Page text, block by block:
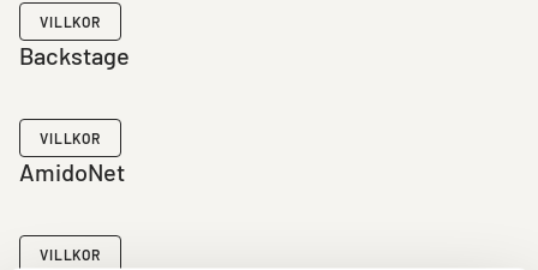
VILLKOR
Backstage
VILLKOR
AmidoNet
VILLKOR